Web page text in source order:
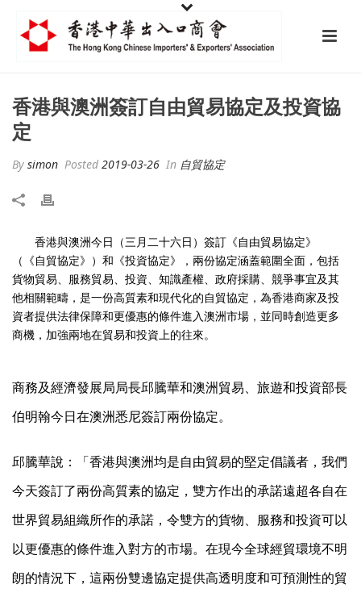
香港與澳洲簽訂自由貿易協定及投資協
定
By simon Posted2019-03-26 In 自貿協定
香港與澳洲今日（三月二十六日）簽訂《自由貿易協定》
（《自貿協定》）和《投資協定》，兩份協定涵蓋範圍全面，包括
貨物貿易、服務貿易、投資、知識產權、政府採購、競爭事宜及其
他相關範疇，是一份高質素和現代化的自貿協定，為香港商家及投
資者提供法律保障和更優惠的條件進入澳洲市場，並同時創造更多
商機，加強兩地在貿易和投資上的往來。
商務及經濟發展局局長邱騰華和澳洲貿易、旅遊和投資部長
伯明翰今日在澳洲悉尼簽訂兩份協定。
邱騰華說：「香港與澳洲均是自由貿易的堅定倡議者，我們
今天簽訂了兩份高質素的協定，雙方作出的承諾遠超各自在
世界貿易組織所作的承諾，令雙方的貨物、服務和投資可以
以更優惠的條件進入對方的市場。在現今全球經貿環境不明
朗的情況下，這兩份雙邊協定提供高透明度和可預測性的貿